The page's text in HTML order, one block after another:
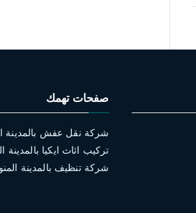
صفحات تهمك
شركة نقل عفش بالمدينة
تركيب اثاث ايكيا بالمدينة
شركة تنظيف بالمدينة